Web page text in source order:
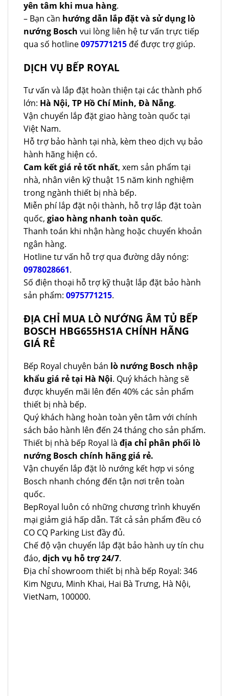
yên tâm khi mua hàng.
– Bạn cần hướng dẫn lắp đặt và sử dụng lò
nướng Bosch vui lòng liên hệ tư vấn trực tiếp
qua số hotline0975771215 để được trợ giúp.
DỊCH VỤ BẾP ROYAL
Tư vấn và lắp đặt hoàn thiện tại các thành phố
lớn: Hà Nội, TP Hồ Chí Minh, Đà Nẵng.
Vận chuyển lắp đặt giao hàng toàn quốc tại
Việt Nam.
Hỗ trợ bảo hành tại nhà, kèm theo dịch vụ bảo
hành hãng hiện có.
Cam kết giá rẻ tốt nhất, xem sản phẩm tại
nhà, nhân viên kỹ thuật 15 năm kinh nghiệm
trong ngành thiết bị nhà bếp.
Miễn phí lắp đặt nội thành, hỗ trợ lắp đặt toàn
quốc, giao hàng nhanh toàn quốc.
Thanh toán khi nhận hàng hoặc chuyển khoản
ngân hàng.
Hotline tư vấn hỗ trợ qua đường dây nóng:
0978028661.
Số điện thoại hỗ trợ kỹ thuật lắp đặt bảo hành
sản phẩm: 0975771215.
ĐỊA CHỈ MUA LÒ NƯỚNG ÂM TỦ BẾP
BOSCH HBG655HS1A CHÍNH HÃNG
GIÁ RẺ
Bếp Royal chuyên bán lò nướng Bosch nhập
khẩu giá rẻ tại Hà Nội. Quý khách hàng sẽ
được khuyến mãi lên đến 40% các sản phẩm
thiết bị nhà bếp.
Quý khách hàng hoàn toàn yên tâm với chính
sách bảo hành lên đến 24 tháng cho sản phẩm.
Thiết bị nhà bếp Royal là địa chỉ phân phối lò
nướng Bosch chính hãng giá rẻ.
Vận chuyển lắp đặt lò nướng kết hợp vi sóng
Bosch nhanh chóng đến tận nơi trên toàn
quốc.
BepRoyal luôn có những chương trình khuyến
mại giảm giá hấp dẫn. Tất cả sản phẩm đều có
CO CQ Parking List đầy đủ.
Chế độ vận chuyển lắp đặt bảo hành uy tín chu
đáo, dịch vụ hỗ trợ 24/7.
Địa chỉ showroom thiết bị nhà bếp Royal: 346
Kim Ngưu, Minh Khai, Hai Bà Trưng, Hà Nội,
VietNam, 100000.